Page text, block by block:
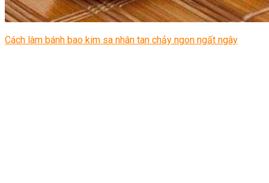
Cách làm bánh bao kim sa nhân tan chảy ngon ngất ngây